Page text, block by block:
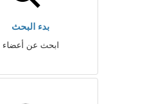
بدء البحث
ابحث عن أعضاء